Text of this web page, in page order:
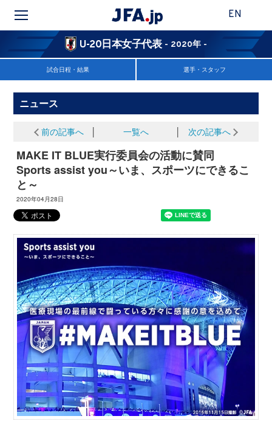
EN
U-20日本女子代表 - 2020年 -
試合日程・結果 選手・スタッフ
ニュース
前の記事へ 一覧へ 次の記事へ
MAKE IT BLUE実行委員会の活動に賛同
Sports assist you～いま、スポーツにできるこ
と～
2020年04月28日